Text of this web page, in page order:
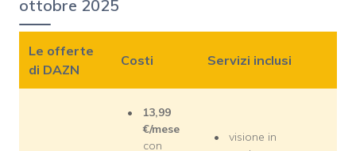
ottobre 2025
Le offerte
di DAZN
Costi Servizi inclusi
13,99
€/mese
con
visione in